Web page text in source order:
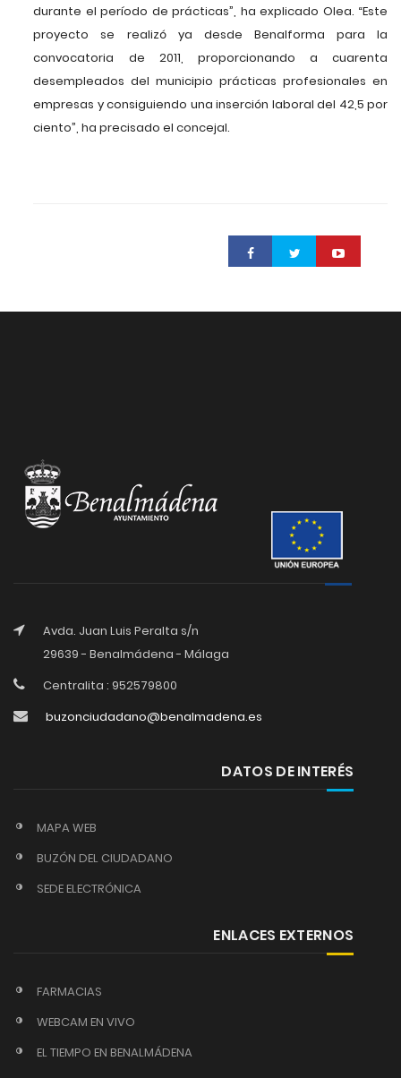
durante el período de prácticas”, ha explicado Olea. “Este
proyecto se realizó ya desde Benalforma para la
convocatoria de 2011, proporcionando a cuarenta
desempleados del municipio prácticas profesionales en
empresas y consiguiendo una inserción laboral del 42,5 por
ciento”, ha precisado el concejal.
Avda. Juan Luis Peralta s/n
29639 - Benalmádena - Málaga
Centralita : 952579800
buzonciudadano@benalmadena.es
DATOS DE INTERÉS
MAPA WEB
BUZÓN DEL CIUDADANO
SEDE ELECTRÓNICA
ENLACES EXTERNOS
FARMACIAS
WEBCAM EN VIVO
EL TIEMPO EN BENALMÁDENA